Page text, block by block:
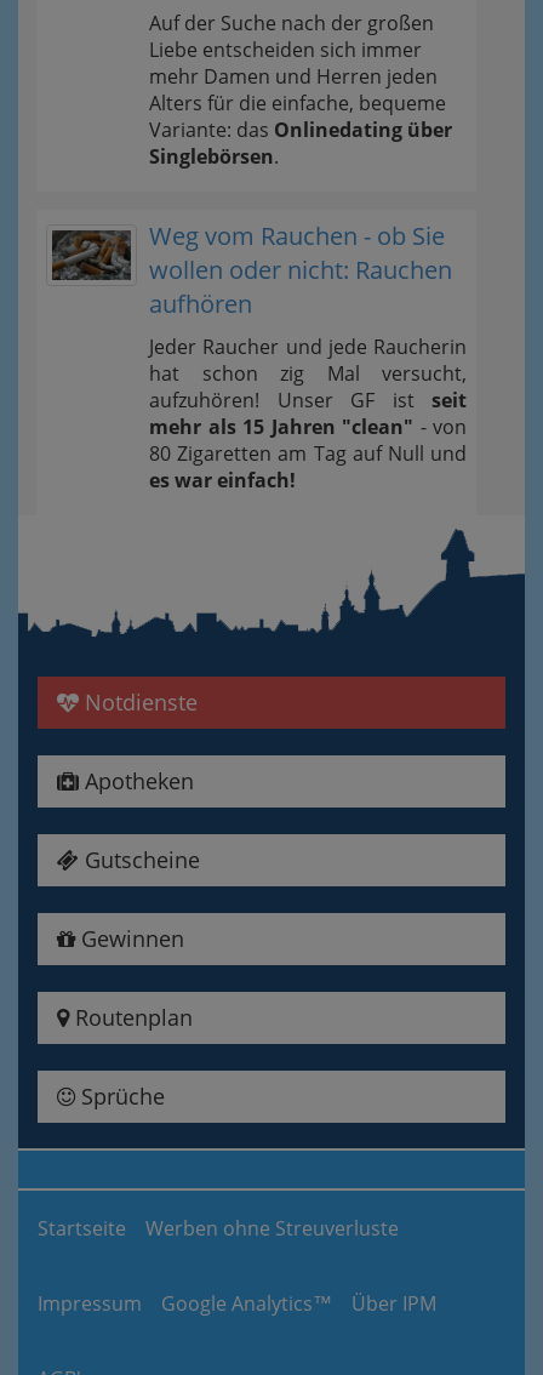
Auf der Suche nach der großen
Liebe entscheiden sich immer
mehr Damen und Herren jeden
Alters für die einfache, bequeme
Variante: das Onlinedating über
Singlebörsen.
Weg vom Rauchen - ob Sie
wollen oder nicht: Rauchen
aufhören
Jeder Raucher und jede Raucherin
hat schon zig Mal versucht,
aufzuhören! Unser GF ist seit
mehr als 15 Jahren "clean" - von
80 Zigaretten am Tag auf Null und
es war einfach!
Notdienste
Apotheken
Gutscheine
Gewinnen
Routenplan
Sprüche
Startseite Werben ohne Streuverluste
Impressum Google Analytics™ Über IPM